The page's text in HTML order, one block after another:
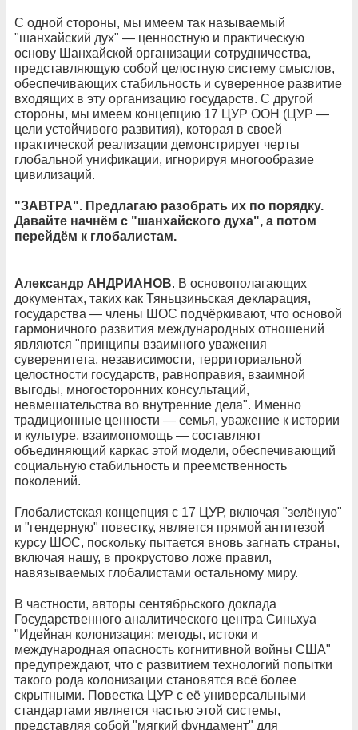
С одной стороны, мы имеем так называемый
"шанхайский дух" — ценностную и практическую
основу Шанхайской организации сотрудничества,
представляющую собой целостную систему смыслов,
обеспечивающих стабильность и суверенное развитие
входящих в эту организацию государств. С другой
стороны, мы имеем концепцию 17 ЦУР ООН (ЦУР —
цели устойчивого развития), которая в своей
практической реализации демонстрирует черты
глобальной унификации, игнорируя многообразие
цивилизаций.
"ЗАВТРА". Предлагаю разобрать их по порядку.
Давайте начнём с "шанхайского духа", а потом
перейдём к глобалистам.
Александр АНДРИАНОВ. В основополагающих
документах, таких как Тяньцзиньская декларация,
государства — члены ШОС подчёркивают, что основой
гармоничного развития международных отношений
являются "принципы взаимного уважения
суверенитета, независимости, территориальной
целостности государств, равноправия, взаимной
выгоды, многосторонних консультаций,
невмешательства во внутренние дела". Именно
традиционные ценности — семья, уважение к истории
и культуре, взаимопомощь — составляют
объединяющий каркас этой модели, обеспечивающий
социальную стабильность и преемственность
поколений.
Глобалистская концепция с 17 ЦУР, включая "зелёную"
и "гендерную" повестку, является прямой антитезой
курсу ШОС, поскольку пытается вновь загнать страны,
включая нашу, в прокрустово ложе правил,
навязываемых глобалистами остальному миру.
В частности, авторы сентябрьского доклада
Государственного аналитического центра Синьхуа
"Идейная колонизация: методы, истоки и
международная опасность когнитивной войны США"
предупреждают, что с развитием технологий попытки
такого рода колонизации становятся всё более
скрытными. Повестка ЦУР с её универсальными
стандартами является частью этой системы,
представляя собой "мягкий фундамент" для